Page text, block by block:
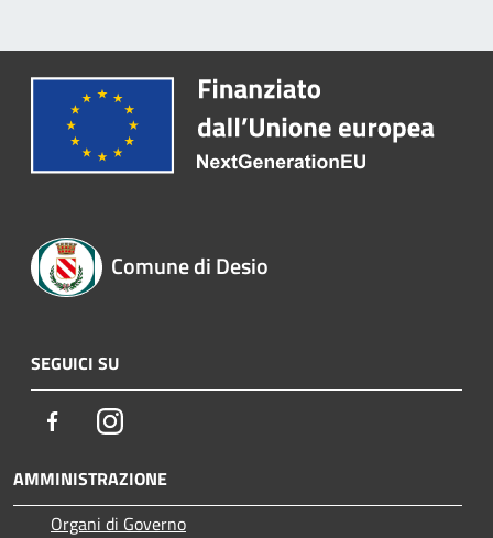
Comune di Desio
SEGUICI SU
FacebookInstagram
AMMINISTRAZIONE
Organi di Governo